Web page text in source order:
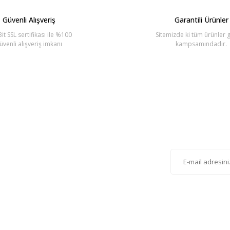
Güvenli Alışveriş
SSL sertifikası ile %100
alışveriş imkanı
Garantili Ürünler
Sitemizde ki tüm ürünler
kampsamındadır.